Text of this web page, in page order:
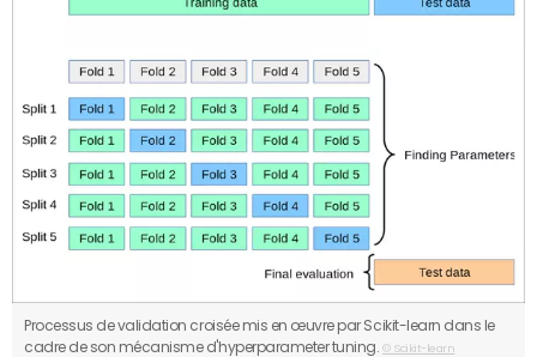
Processus de validation croisée mis en œuvre par Scikit-learn dans le
cadre de son mécanisme d'hyperparameter tuning. © Scikit-learn